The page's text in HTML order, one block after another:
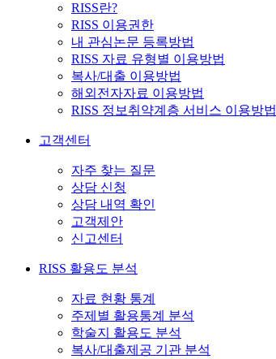
RISS란?
RISS 이용권한
내 관심논문 등록방법
RISS 자료 유형별 이용방법
복사/대출 이용방법
해외전자자료 이용방법
RISS 정보취약계층 서비스 이용방법
고객센터
자주 찾는 질문
상담 신청
상담 내역 확인
고객제안
신고센터
RISS 활용도 분석
자료 현황 통계
주제별 활용통계 분석
학술지 활용도 분석
복사/대출제공 기관 분석